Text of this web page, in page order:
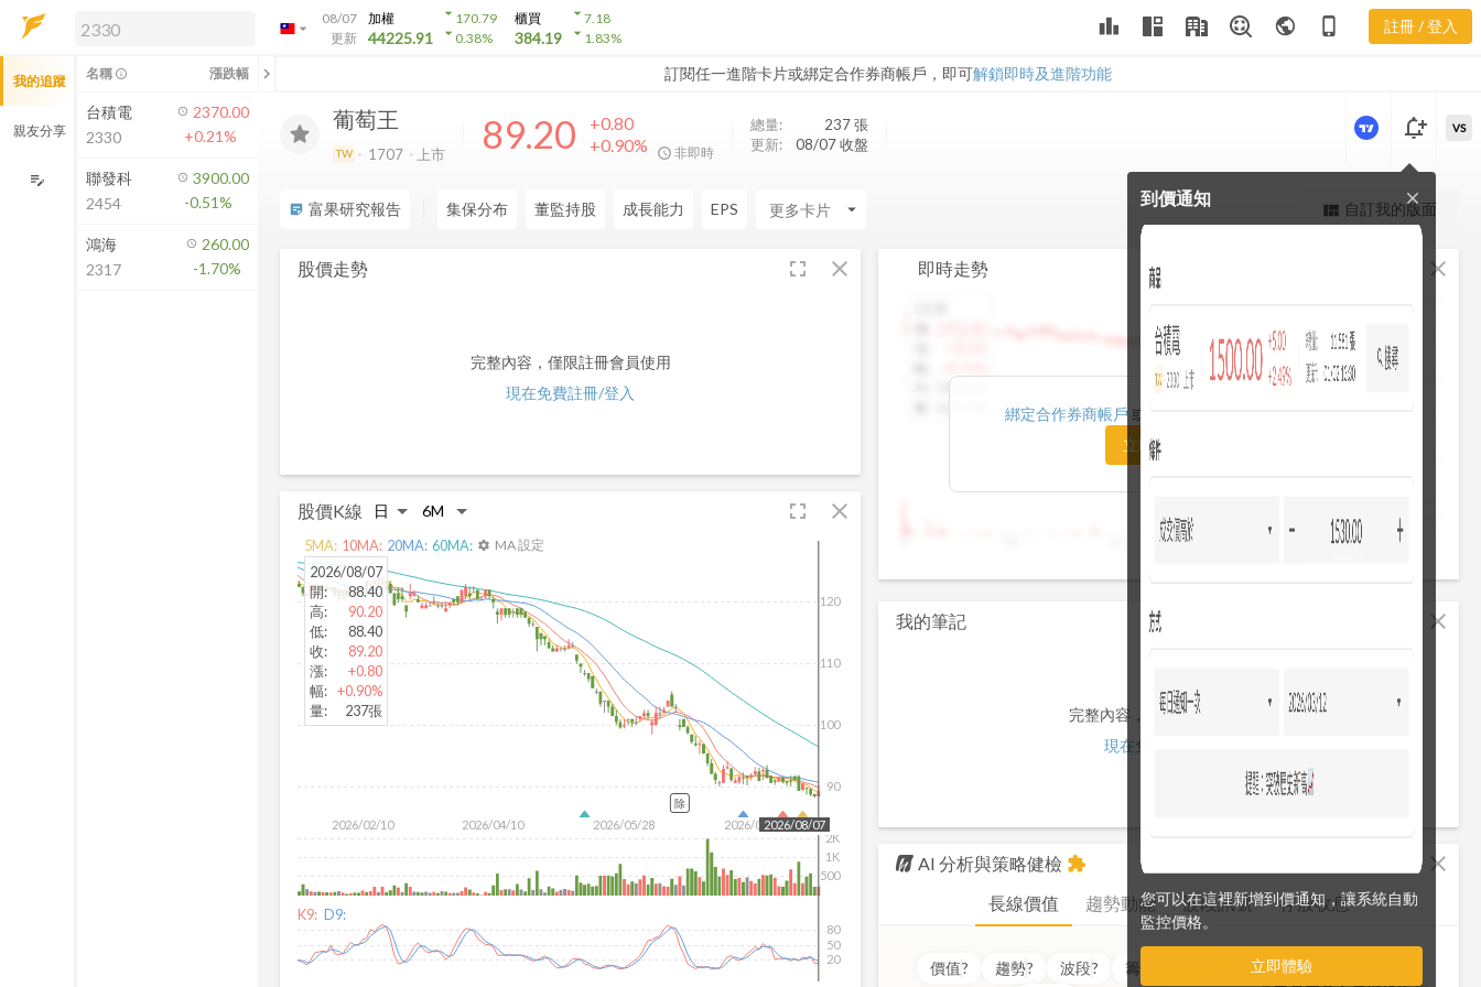
arrow_drop_down
08/07
更新
加權
44225.91
arrow_drop_down170.79
arrow_drop_down0.38%
櫃買
384.19
arrow_drop_down7.18
arrow_drop_down1.83% leaderboard public phone_iphone 註冊 / 登入
訂閱任一進階卡片或綁定合作券商帳戶，即可解鎖即時及進階功能
解鎖即時行情及進階功能
方案」，即可解鎖以下功能：
即時行情
即時市況與排行
成交金額熱力圖
前往方案訂閱
如何綁定合作券商
1707
葡萄王
TW 1707 上市 89.20
+0.80
+0.90%
非即時
總量: 237張
更新:
08/07 收盤
更強大的進階價量圖表
notification_add
到價通知
您可以在這裡新增到價通知，讓系統自動
監控價格。
立即體驗
close
VS
sticky_note_2 富果研究報告 集保分布 董監持股 成長能力 EPS arrow_drop_down view_quilt 自訂我的版面
股價走勢 fullscreen close
完整內容，僅限註冊會員使用
現在免費註冊/登入
股價K線 fullscreen close
2026/02/10 2026/04/10 2026/05/28 2026/07/16
90
100
110
120
2026/08/07
500
1K
2K
2026/08/07
開:
88.40
高:
90.20
低:
88.40
收:
89.20
漲:
+0.80
幅: +0.90%
量: 237張
5MA: 10MA: 20MA: 60MA: settings MA 設定
除
K9: D9:
20
50
80
即時走勢 close
13
1420.00
13:30
綁定合作券商帳戶 或「訂閱任一方案」即可解鎖
立即前往訂閱
我的筆記 close
完整內容，僅限註冊會員使用
現在免費註冊/登入
AI 分析與策略健檢 close
extension
長線價值 趨勢動能 波段訊號 存股收息
價值? 趨勢? 波段? 籌碼 價值??
我的追蹤
親友分享
edit_note
名稱 info_outline 漲跌幅 chevron_left
台積電
2330
2370.00
+0.21%
聯發科
2454
3900.00
-0.51%
鴻海
2317
260.00
-1.70%